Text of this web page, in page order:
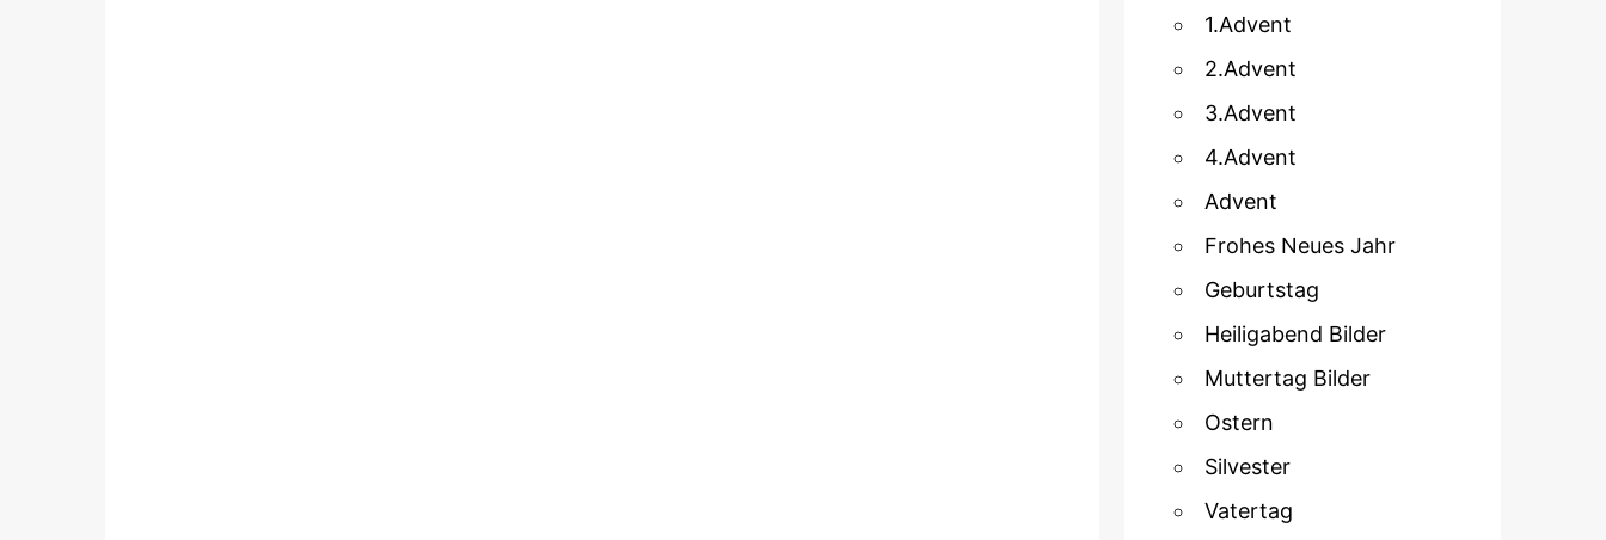
1.Advent
2.Advent
3.Advent
4.Advent
Advent
Frohes Neues Jahr
Geburtstag
Heiligabend Bilder
Muttertag Bilder
Ostern
Silvester
Vatertag